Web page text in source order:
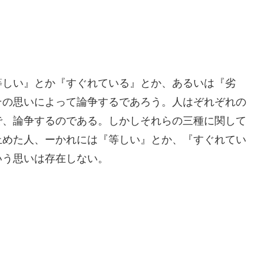
い』とか『すぐれている』とか、あるいは『劣
思いによって論争するであろう。人はぞれぞれの
論争するのである。しかしそれらの三種に関して
た人、ーかれには『等しい』とか、『すぐれてい
思いは存在しない。